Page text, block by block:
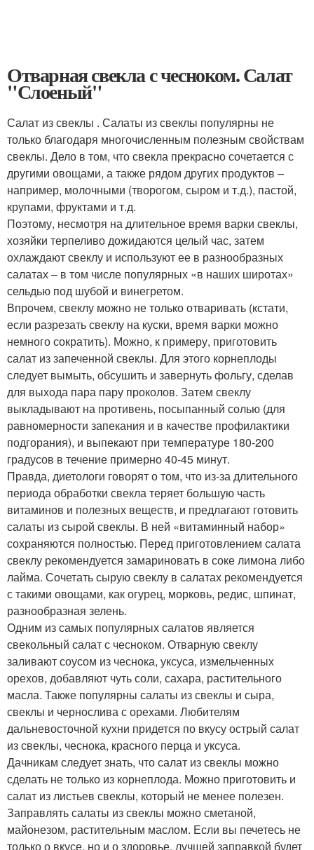
Отварная свекла с чесноком. Салат
"Слоеный"
Салат из свеклы . Салаты из свеклы популярны не
только благодаря многочисленным полезным свойствам
свеклы. Дело в том, что свекла прекрасно сочетается с
другими овощами, а также рядом других продуктов –
например, молочными (творогом, сыром и т.д.), пастой,
крупами, фруктами и т.д.
Поэтому, несмотря на длительное время варки свеклы,
хозяйки терпеливо дожидаются целый час, затем
охлаждают свеклу и используют ее в разнообразных
салатах – в том числе популярных «в наших широтах»
сельдью под шубой и винегретом.
Впрочем, свеклу можно не только отваривать (кстати,
если разрезать свеклу на куски, время варки можно
немного сократить). Можно, к примеру, приготовить
салат из запеченной свеклы. Для этого корнеплоды
следует вымыть, обсушить и завернуть фольгу, сделав
для выхода пара пару проколов. Затем свеклу
выкладывают на противень, посыпанный солью (для
равномерности запекания и в качестве профилактики
подгорания), и выпекают при температуре 180-200
градусов в течение примерно 40-45 минут.
Правда, диетологи говорят о том, что из-за длительного
периода обработки свекла теряет большую часть
витаминов и полезных веществ, и предлагают готовить
салаты из сырой свеклы. В ней «витаминный набор»
сохраняются полностью. Перед приготовлением салата
свеклу рекомендуется замариновать в соке лимона либо
лайма. Сочетать сырую свеклу в салатах рекомендуется
с такими овощами, как огурец, морковь, редис, шпинат,
разнообразная зелень.
Одним из самых популярных салатов является
свекольный салат с чесноком. Отварную свеклу
заливают соусом из чеснока, уксуса, измельченных
орехов, добавляют чуть соли, сахара, растительного
масла. Также популярны салаты из свеклы и сыра,
свеклы и чернослива с орехами. Любителям
дальневосточной кухни придется по вкусу острый салат
из свеклы, чеснока, красного перца и уксуса.
Дачникам следует знать, что салат из свеклы можно
сделать не только из корнеплода. Можно приготовить и
салат из листьев свеклы, который не менее полезен.
Заправлять салаты из свеклы можно сметаной,
майонезом, растительным маслом. Если вы печетесь не
только о вкусе, но и о здоровье, лучшей заправкой будет